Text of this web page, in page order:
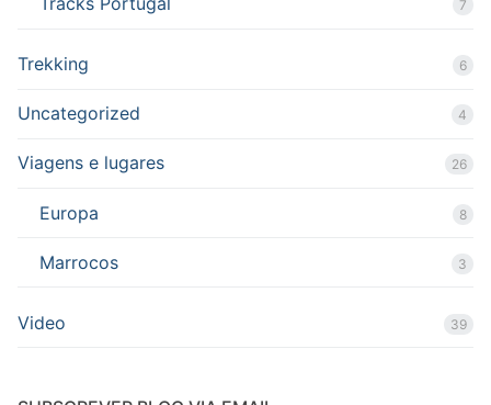
7
Trekking 6
Uncategorized 4
Viagens e lugares 26
Europa 8
Marrocos 3
Video 39